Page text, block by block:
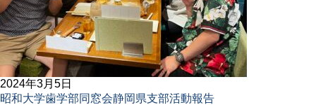
2024年3月5日
昭和大学歯学部同窓会静岡県支部活動報告